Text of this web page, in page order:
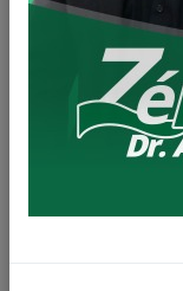
LEIA MAIS